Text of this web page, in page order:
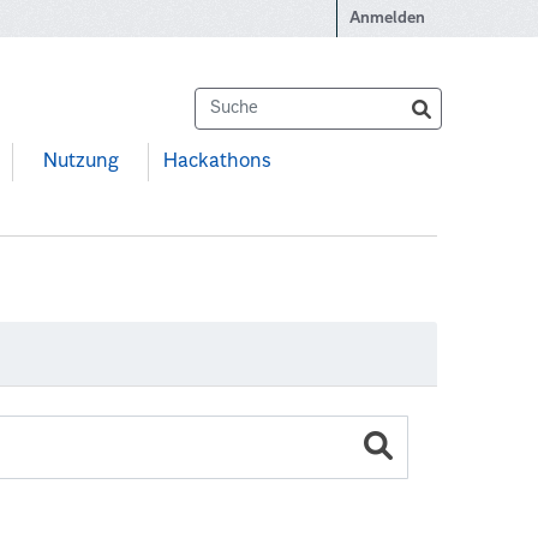
Anmelden
Nutzung Hackathons